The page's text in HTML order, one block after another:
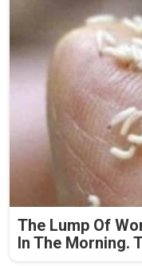
The Lump Of
In The Morning.